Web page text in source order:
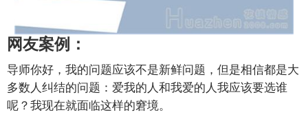
网友案例：
导师你好，我的问题应该不是新鲜问题，但是相信都是大
多数人纠结的问题：爱我的人和我爱的人我应该要选谁
呢？我现在就面临这样的窘境。